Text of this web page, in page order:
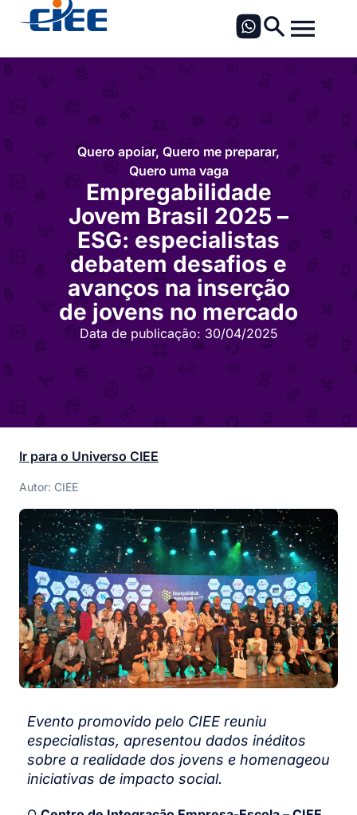
Quero apoiar, Quero me preparar,
Quero uma vaga
Empregabilidade
Jovem Brasil 2025 –
ESG: especialistas
debatem desafios e
avanços na inserção
de jovens no mercado
Data de publicação: 30/04/2025
Ir para o Universo CIEE
Autor: CIEE
Evento promovido pelo CIEE reuniu
especialistas, apresentou dados inéditos
sobre a realidade dos jovens e homenageou
iniciativas de impacto social.